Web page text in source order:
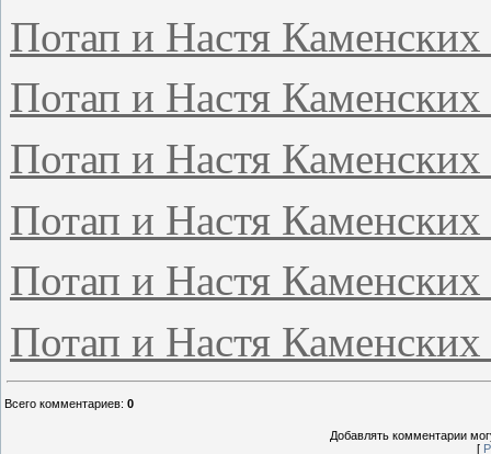
Потап и Настя Каменских
Потап и Настя
Потап и Настя
Потап и Настя
Потап и Настя
Потап и Настя
Всего комментариев: 0
Добавлять комментарии
[